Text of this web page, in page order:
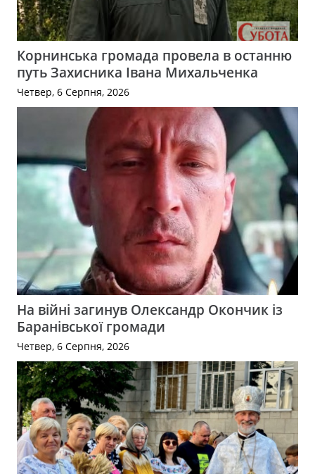
Корнинська громада провела в останню
путь Захисника Івана Михальченка
Четвер, 6 Серпня, 2026
На війні загинув Олександр Окончик із
Баранівської громади
Четвер, 6 Серпня, 2026